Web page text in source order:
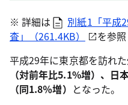
※ 詳細は
別紙1「平成
査」（261.4KB）
を参照
平成29年に東京都を訪れた
（対前年比5.1%増）、日
（同1.8％増） となった。